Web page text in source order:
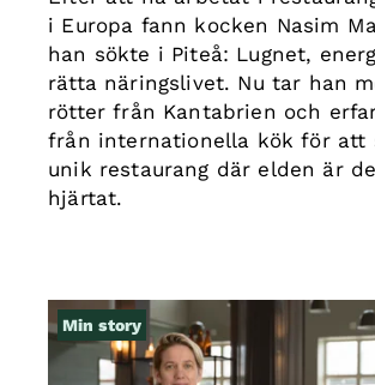
i Europa fann kocken Nasim
han sökte i Piteå: Lugnet,
rätta näringslivet. Nu tar han
rötter från Kantabrien och
från internationella kök för att
unik restaurang där elden är
hjärtat.
Min story